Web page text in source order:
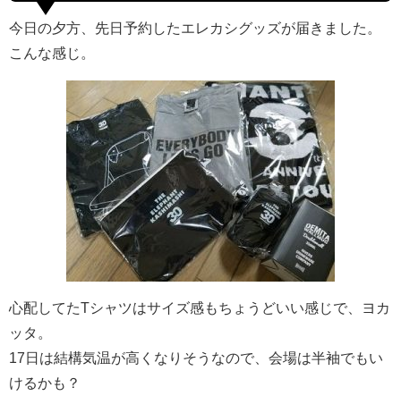
今日の夕方、先日予約したエレカシグッズが届きました。
こんな感じ。
心配してたTシャツはサイズ感もちょうどいい感じで、ヨカ
ッタ。
17日は結構気温が高くなりそうなので、会場は半袖でもい
けるかも？